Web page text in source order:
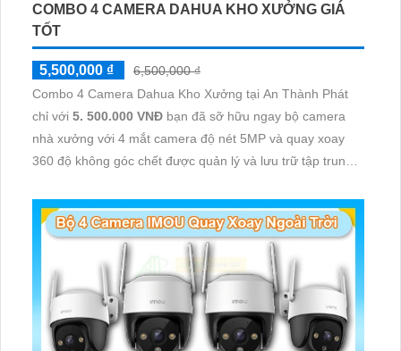
COMBO 4 CAMERA DAHUA KHO XƯỞNG GIÁ
TỐT
5,500,000 ₫
6,500,000 ₫
Combo 4 Camera Dahua Kho Xưởng tại An Thành Phát
chỉ với 5. 500.000 VNĐ bạn đã sỡ hữu ngay bộ camera
nhà xưởng với 4 mắt camera độ nét 5MP và quay xoay
360 độ không góc chết được quản lý và lưu trữ tập trung